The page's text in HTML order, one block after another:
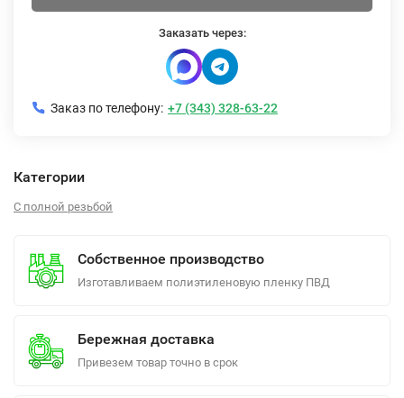
Заказать через:
Заказ по телефону: +7 (343) 328-63-22
Категории
С полной резьбой
Собственное производство
Изготавливаем полиэтиленовую пленку ПВД
Бережная доставка
Привезем товар точно в срок